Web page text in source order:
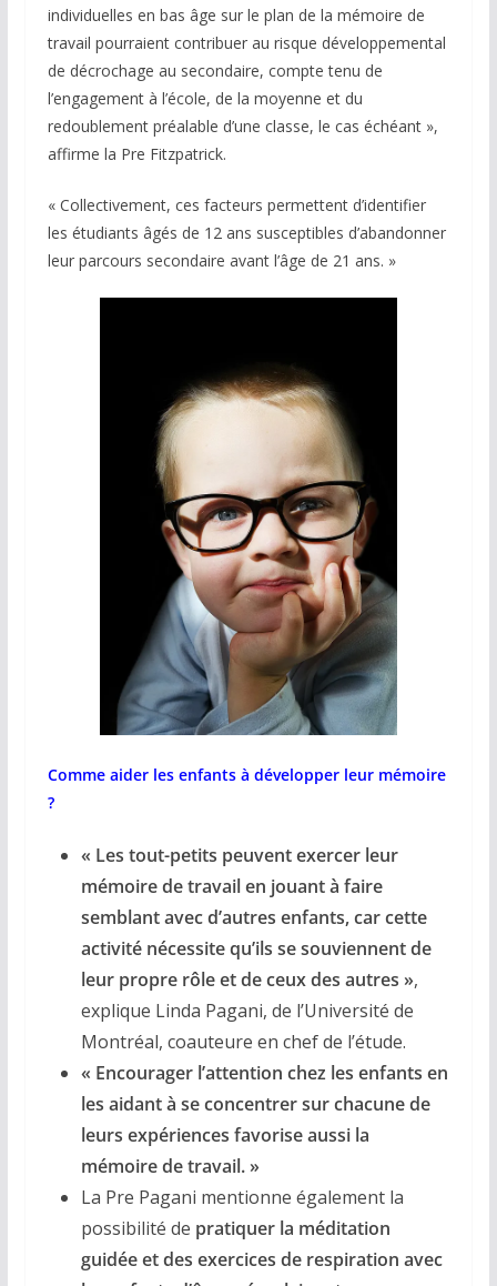
individuelles en bas âge sur le plan de la mémoire de
travail pourraient contribuer au risque développemental
de décrochage au secondaire, compte tenu de
l’engagement à l’école, de la moyenne et du
redoublement préalable d’une classe, le cas échéant »,
affirme la Pre Fitzpatrick.
« Collectivement, ces facteurs permettent d’identifier
les étudiants âgés de 12 ans susceptibles d’abandonner
leur parcours secondaire avant l’âge de 21 ans. »
Comme aider les enfants à développer leur mémoire
?
« Les tout-petits peuvent exercer leur
mémoire de travail en jouant à faire
semblant avec d’autres enfants, car cette
activité nécessite qu’ils se souviennent de
leur propre rôle et de ceux des autres »,
explique Linda Pagani, de l’Université de
Montréal, coauteure en chef de l’étude.
« Encourager l’attention chez les enfants en
les aidant à se concentrer sur chacune de
leurs expériences favorise aussi la
mémoire de travail. »
La Pre Pagani mentionne également la
possibilité de pratiquer la méditation
guidée et des exercices de respiration avec